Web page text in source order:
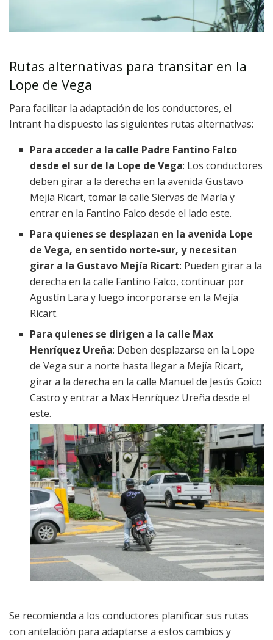
Rutas alternativas para transitar en la
Lope de Vega
Para facilitar la adaptación de los conductores, el
Intrant ha dispuesto las siguientes rutas alternativas:
Para acceder a la calle Padre Fantino Falco
desde el sur de la Lope de Vega: Los conductores
deben girar a la derecha en la avenida Gustavo
Mejía Ricart, tomar la calle Siervas de María y
entrar en la Fantino Falco desde el lado este.
Para quienes se desplazan en la avenida Lope
de Vega, en sentido norte-sur, y necesitan
girar a la Gustavo Mejía Ricart: Pueden girar a la
derecha en la calle Fantino Falco, continuar por
Agustín Lara y luego incorporarse en la Mejía
Ricart.
Para quienes se dirigen a la calle Max
Henríquez Ureña: Deben desplazarse en la Lope
de Vega sur a norte hasta llegar a Mejía Ricart,
girar a la derecha en la calle Manuel de Jesús Goico
Castro y entrar a Max Henríquez Ureña desde el
este.
Se recomienda a los conductores planificar sus rutas
con antelación para adaptarse a estos cambios y